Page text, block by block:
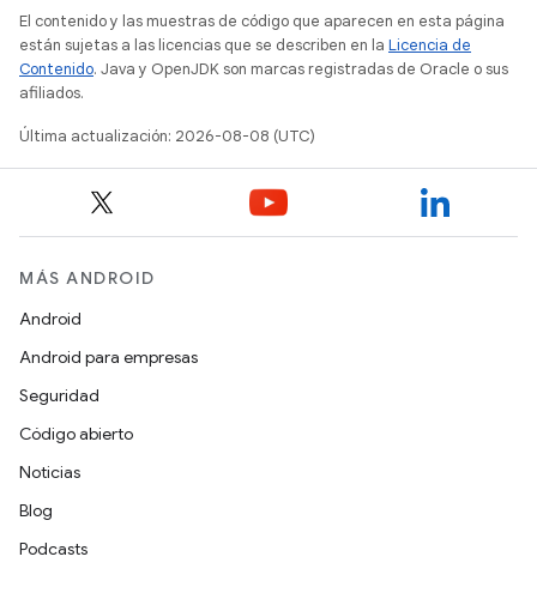
El contenido y las muestras de código que aparecen en esta página
están sujetas a las licencias que se describen en la Licencia de
Contenido. Java y OpenJDK son marcas registradas de Oracle o sus
afiliados.
Última actualización: 2026-08-08 (UTC)
MÁS ANDROID
Android
Android para empresas
Seguridad
Código abierto
Noticias
Blog
Podcasts